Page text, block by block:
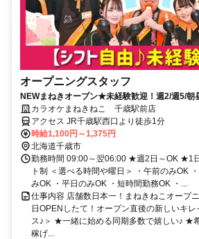
オープニングスタッフ
NEWまねきオープン★未経験歓迎！週2/週5/
やすい♪髪色自由ピアスOK！
カラオケまねきねこ 千歳駅前店
アクセス JR千歳駅西口より徒歩1分
時給1,100円～1,375円
北海道千歳市
勤務時間 09:00～翌06:00 ★週2日～OK ★1
ト制 ＜選べる時間や曜日＞ ・午前のみOK
みOK ・平日のみOK ・短時間勤務OK ・...
仕事内容 店舗数日本一！まねきねこオープ
日OPENしたて！オープン直後の新しいキ
ス♪＞ ★一緒に始める同期多数で嬉しい♪ ★
稼げ...